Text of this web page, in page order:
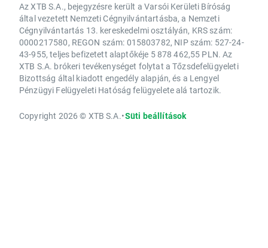
Az XTB S.A., bejegyzésre került a Varsói Kerületi Bíróság
által vezetett Nemzeti Cégnyilvántartásba, a Nemzeti
Cégnyilvántartás 13. kereskedelmi osztályán, KRS szám:
0000217580, REGON szám: 015803782, NIP szám: 527-24-
43-955, teljes befizetett alaptőkéje 5 878 462,55 PLN. Az
XTB S.A. brókeri tevékenységet folytat a Tőzsdefelügyeleti
Bizottság által kiadott engedély alapján, és a Lengyel
Pénzügyi Felügyeleti Hatóság felügyelete alá tartozik.
Copyright 2026 © XTB S.A.•Süti beállítások